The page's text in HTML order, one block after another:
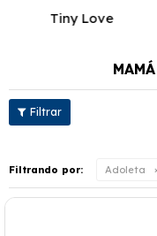
Tiny Love
Filtrando por: Adoleta